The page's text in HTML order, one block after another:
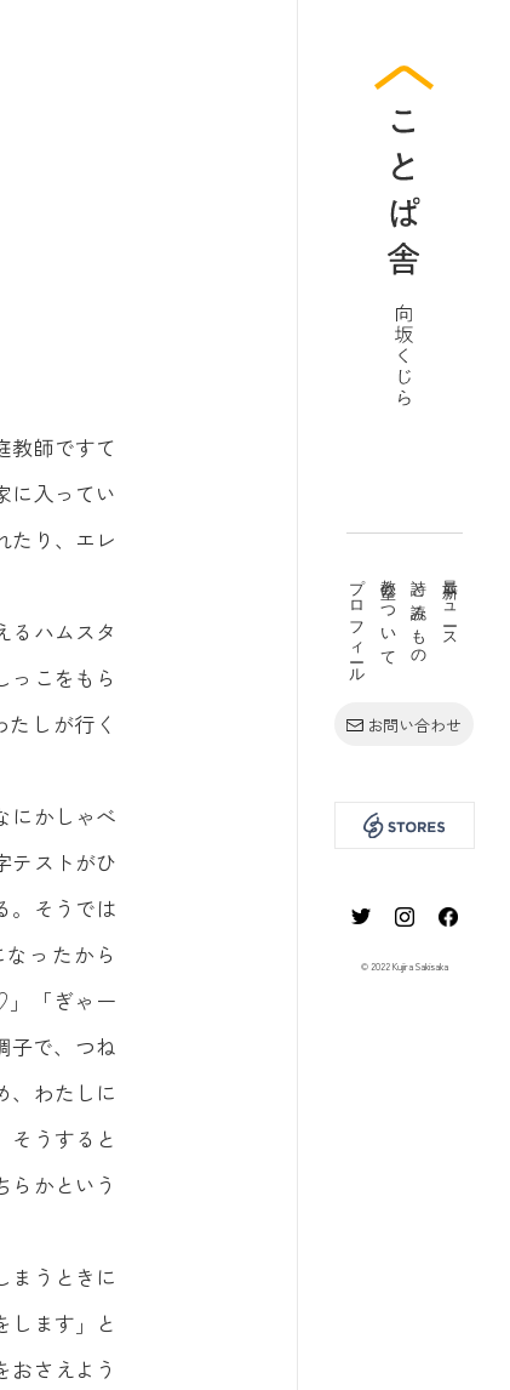
最新ニュース
詩と読みもの
教室について
プロフィール
お問い合わせ
© 2022 Kujira Sakisaka
教師ですて
に入ってい
たり、エレ
るハムスタ
っこをもら
しが行く
にかしゃべ
テストがひ
。そうでは
ったから
「ぎゃー
子で、つね
、わたしに
そうすると
らかという
まうときに
します」と
おさえよう